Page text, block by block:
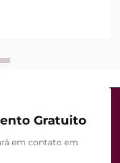
funcionam com
Gratuito
em contato em